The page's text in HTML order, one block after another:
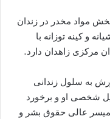
مواد مخدر در زندان
و کینه توزانه با
مرکزی زاهدان دارد.
به سلول زندانی
شخصی او و برخورد
عالی حقوق بشر و